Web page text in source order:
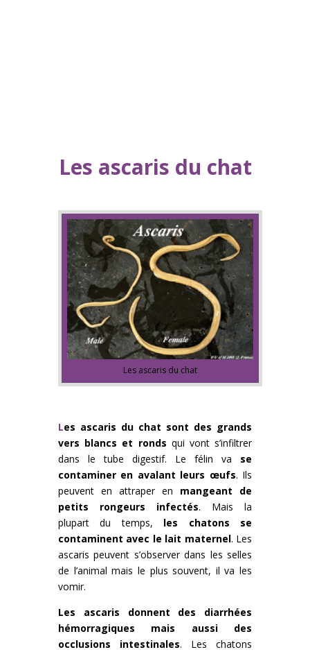
Les ascaris du chat
Les ascaris du chat
Les ascaris du chat sont des grands
vers blancs et ronds qui vont s’infiltrer
dans le tube digestif. Le félin va se
contaminer en avalant leurs œufs. Ils
peuvent en attraper en mangeant de
petits rongeurs infectés. Mais la
plupart du temps, les chatons se
contaminent avec le lait maternel. Les
ascaris peuvent s’observer dans les selles
de l’animal mais le plus souvent, il va les
vomir.
Les ascaris donnent des diarrhées
hémorragiques mais aussi des
occlusions intestinales. Les chatons